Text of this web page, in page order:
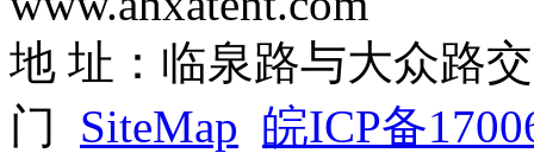
地 址：临泉路与大众路
门 SiteMap 皖ICP备